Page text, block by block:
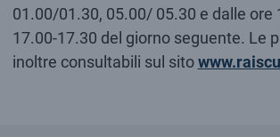
01.00/01.30, 05.00/ 05.30 e dalle ore
17.00-17.30 del giorno seguente. Le
inoltre consultabili sul sito